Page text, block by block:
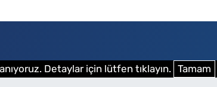
Detaylar için lütfen tıklayın. Tamam